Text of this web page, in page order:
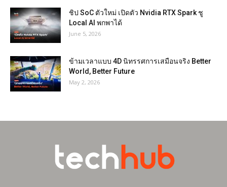
ชิป SoC ตัวใหม่ เปิดตัว Nvidia RTX Spark ชู
Local AI พกพาได้
June 5, 2026
ข้ามเวลาแบบ 4D นิทรรศการเสมือนจริง Better
World, Better Future
May 2, 2026